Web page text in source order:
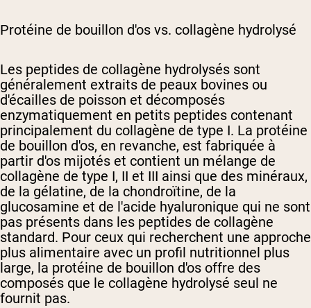
Protéine de bouillon d'os vs. collagène hydrolysé
Les peptides de collagène hydrolysés sont
généralement extraits de peaux bovines ou
d'écailles de poisson et décomposés
enzymatiquement en petits peptides contenant
principalement du collagène de type I. La protéine
de bouillon d'os, en revanche, est fabriquée à
partir d'os mijotés et contient un mélange de
collagène de type I, II et III ainsi que des minéraux,
de la gélatine, de la chondroïtine, de la
glucosamine et de l'acide hyaluronique qui ne sont
pas présents dans les peptides de collagène
standard. Pour ceux qui recherchent une approche
plus alimentaire avec un profil nutritionnel plus
large, la protéine de bouillon d'os offre des
composés que le collagène hydrolysé seul ne
fournit pas.